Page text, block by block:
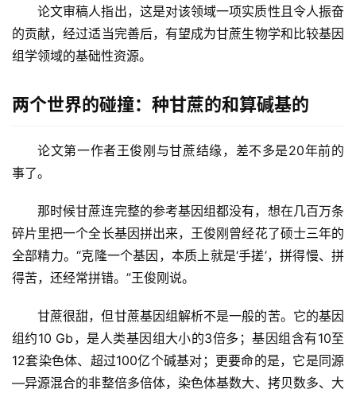
论文审稿人指出，这是对该领域一项实质性且令人振奋
的贡献，经过适当完善后，有望成为甘蔗生物学和比较基因
组学领域的基础性资源。
两个世界的碰撞：种甘蔗的和算碱基的
论文第一作者王俊刚与甘蔗结缘，差不多是20年前的
事了。
那时候甘蔗连完整的参考基因组都没有，想在几百万条
碎片里把一个全长基因拼出来，王俊刚曾经花了硕士三年的
全部精力。“克隆一个基因，本质上就是‘手搓’，拼得慢、拼
得苦，还经常拼错。”王俊刚说。
甘蔗很甜，但甘蔗基因组解析不是一般的苦。它的基因
组约10 Gb，是人类基因组大小的3倍多；基因组含有10至
12套染色体、超过100亿个碱基对；更要命的是，它是同源
—异源混合的非整倍多倍体，染色体基数大、拷贝数多、大